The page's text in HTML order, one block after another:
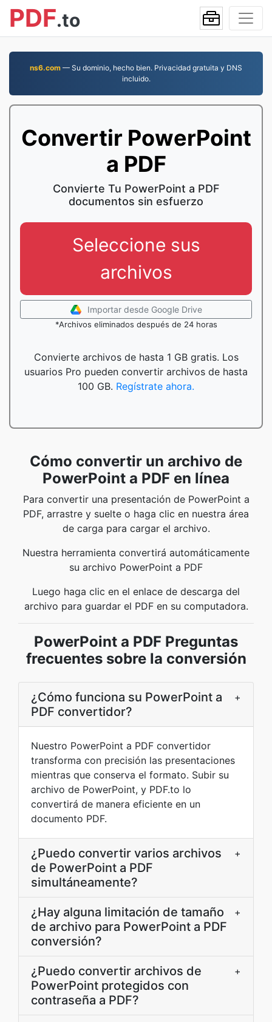
PDF.to
ns6.com — Su dominio, hecho bien. Privacidad gratuita y DNS
incluido.
Convertir PowerPoint
a PDF
Convierte Tu PowerPoint a PDF
documentos sin esfuerzo
Seleccione sus
archivos
Importar desde Google Drive
*Archivos eliminados después de 24 horas
Convierte archivos de hasta 1 GB gratis. Los
usuarios Pro pueden convertir archivos de hasta
100 GB. Regístrate ahora.
Cómo convertir un archivo de
PowerPoint a PDF en línea
Para convertir una presentación de PowerPoint a
PDF, arrastre y suelte o haga clic en nuestra área
de carga para cargar el archivo.
Nuestra herramienta convertirá automáticamente
su archivo PowerPoint a PDF
Luego haga clic en el enlace de descarga del
archivo para guardar el PDF en su computadora.
PowerPoint a PDF Preguntas
frecuentes sobre la conversión
¿Cómo funciona su PowerPoint a
PDF convertidor?
+
Nuestro PowerPoint a PDF convertidor
transforma con precisión las presentaciones
mientras que conserva el formato. Subir su
archivo de PowerPoint, y PDF.to lo
convertirá de manera eficiente en un
documento PDF.
¿Puedo convertir varios archivos
de PowerPoint a PDF
simultáneamente?
+
¿Hay alguna limitación de tamaño
de archivo para PowerPoint a PDF
conversión?
+
¿Puedo convertir archivos de
PowerPoint protegidos con
contraseña a PDF?
+